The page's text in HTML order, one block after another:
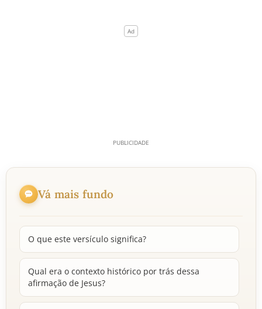
Vá mais fundo
O que este versículo significa?
Qual era o contexto histórico por trás dessa
afirmação de Jesus?